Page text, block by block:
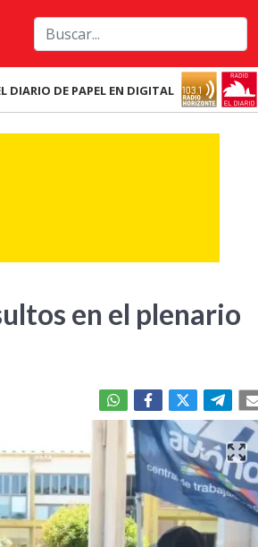
DIARIO DE PAPEL EN DIGITAL
en el plenario